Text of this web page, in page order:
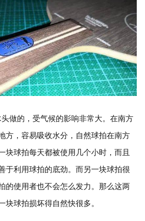
做的，受气候的影响非常大。在南方
方，容易吸收水分，自然球拍在南方
块球拍每天都被使用几个小时，而且
于利用球拍的底劲。而另一块球拍很
的使用者也不会怎么发力。那么这两
块球拍损坏得自然快很多。